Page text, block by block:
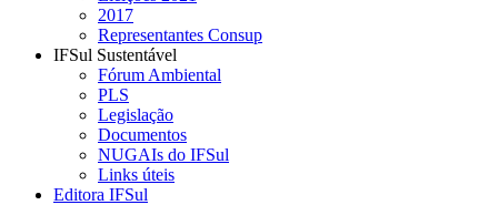
2017
Representantes Consup
IFSul Sustentável
Fórum Ambiental
PLS
Legislação
Documentos
NUGAIs do IFSul
Links úteis
Editora IFSul